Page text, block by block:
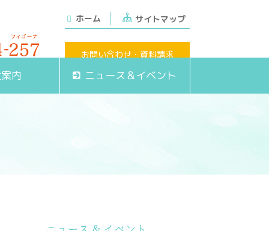
お問い合わせ・資料請求
ホーム サイトマップ
内 ニュース＆イベント